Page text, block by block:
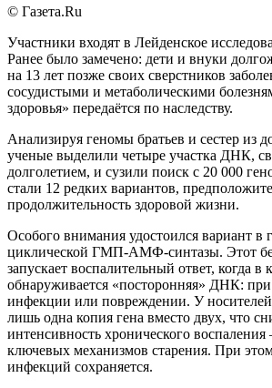
© Газета.Ru
Участники входят в Лейденское
Ранее было замечено: дети и внуки
на 13 лет позже своих сверстников
сосудистыми и метаболическими
здоровья» передаётся по наследству.
Анализируя геномы братьев и сестер из
ученые выделили четыре участка ДНК,
долголетием, и сузили поиск с 20 000
стали 12 редких вариантов,
продолжительность здоровой жизни.
Особого внимания удостоился вариант
циклической ГМП-АМФ-синтазы. Этот
запускает воспалительный ответ, когда в
обнаруживается «посторонняя» ДНК:
инфекции или повреждении. У носителей
лишь одна копия гена вместо двух, что
интенсивность хронического
ключевых механизмов старения. При
инфекций сохраняется.